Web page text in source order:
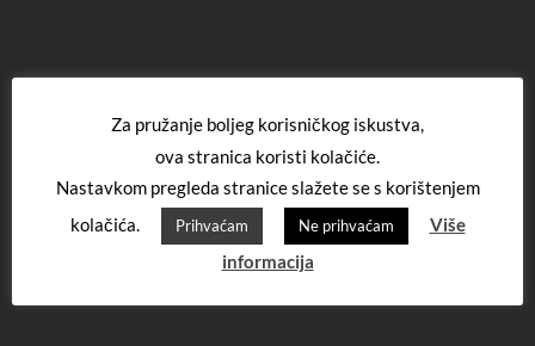
Za pružanje boljeg korisničkog iskustva,
ova stranica koristi kolačiće.
Nastavkom pregleda stranice slažete se s korištenjem
kolačića.
Prihvaćam Ne prihvaćam
Više
informacija